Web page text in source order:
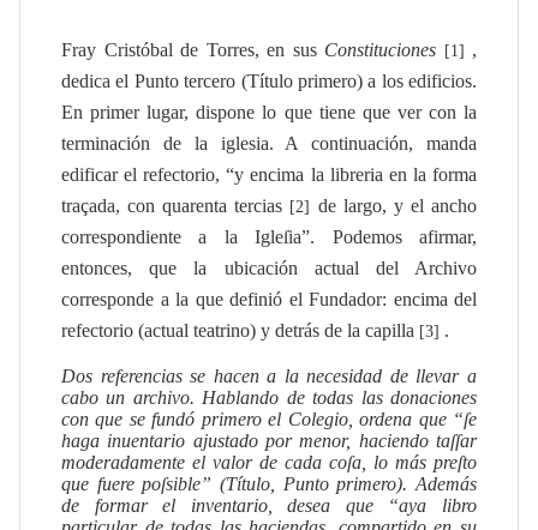
Fray Cristóbal de Torres, en sus Constituciones [1] ,
dedica el Punto tercero (Título primero) a los edificios.
En primer lugar, dispone lo que tiene que ver con la
terminación de la iglesia. A continuación, manda
edificar el refectorio, “y encima la libreria en la forma
traçada, con quarenta tercias [2] de largo, y el ancho
correspondiente a la Igleſia”. Podemos afirmar,
entonces, que la ubicación actual del Archivo
corresponde a la que definió el Fundador: encima del
refectorio (actual teatrino) y detrás de la capilla [3] .
Dos referencias se hacen a la necesidad de llevar a
cabo un archivo. Hablando de todas las donaciones
con que se fundó primero el Colegio, ordena que “ſe
haga inuentario ajustado por menor, haciendo taſſar
moderadamente el valor de cada coſa, lo más preſto
que fuere poſsible” (Título, Punto primero). Además
de formar el inventario, desea que “aya libro